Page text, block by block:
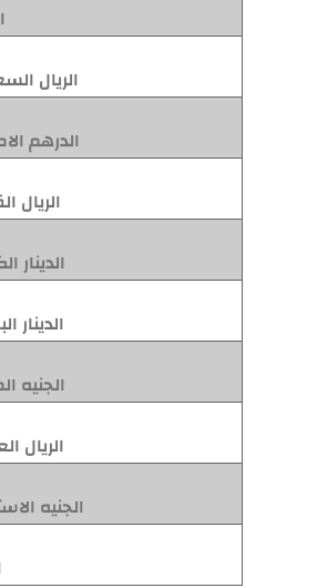
الريال
الدرهم
الريال
الدينار
الدينار
الجنيه
الريال
الجنيه